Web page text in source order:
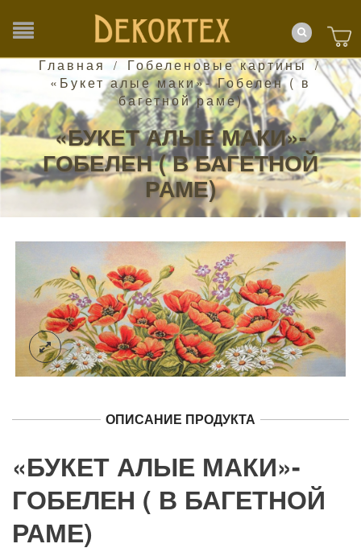
Главная / Гобеленовые картины /
«Букет алые маки»- Гобелен ( в
багетной раме)
«БУКЕТ АЛЫЕ МАКИ»-
ГОБЕЛЕН ( В БАГЕТНОЙ
РАМЕ)
ОПИСАНИЕ ПРОДУКТА
«БУКЕТ АЛЫЕ МАКИ»-
ГОБЕЛЕН ( В БАГЕТНОЙ
РАМЕ)